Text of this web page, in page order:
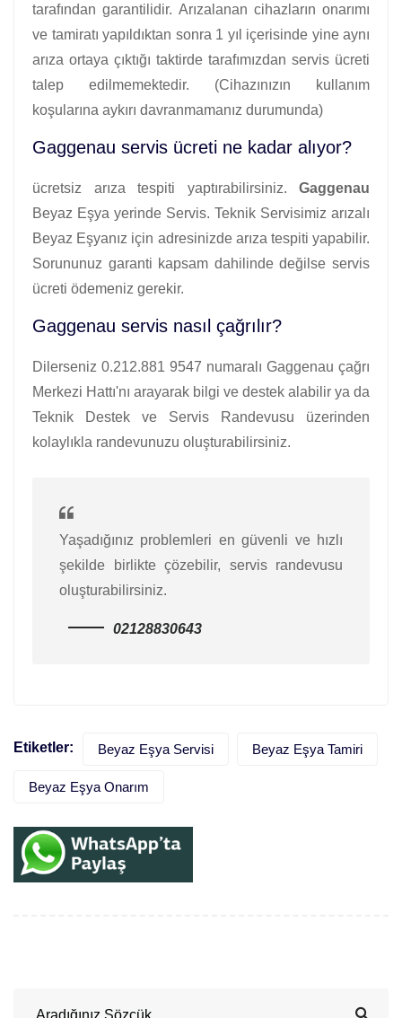
tarafından garantilidir. Arızalanan cihazların onarımı
ve tamiratı yapıldıktan sonra 1 yıl içerisinde yine aynı
arıza ortaya çıktığı taktirde tarafımızdan servis ücreti
talep edilmemektedir. (Cihazınızın kullanım
koşularına aykırı davranmamanız durumunda)
Gaggenau servis ücreti ne kadar alıyor?
ücretsiz arıza tespiti yaptırabilirsiniz. Gaggenau
Beyaz Eşya yerinde Servis. Teknik Servisimiz arızalı
Beyaz Eşyanız için adresinizde arıza tespiti yapabilir.
Sorununuz garanti kapsam dahilinde değilse servis
ücreti ödemeniz gerekir.
Gaggenau servis nasıl çağrılır?
Dilerseniz 0.212.881 9547 numaralı Gaggenau çağrı
Merkezi Hattı'nı arayarak bilgi ve destek alabilir ya da
Teknik Destek ve Servis Randevusu üzerinden
kolaylıkla randevunuzu oluşturabilirsiniz.
Yaşadığınız problemleri en güvenli ve hızlı
şekilde birlikte çözebilir, servis randevusu
oluşturabilirsiniz.
02128830643
Etiketler: Beyaz Eşya Servisi Beyaz Eşya Tamiri
Beyaz Eşya Onarım